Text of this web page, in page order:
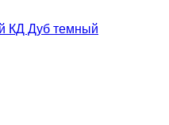
КД Дуб темный